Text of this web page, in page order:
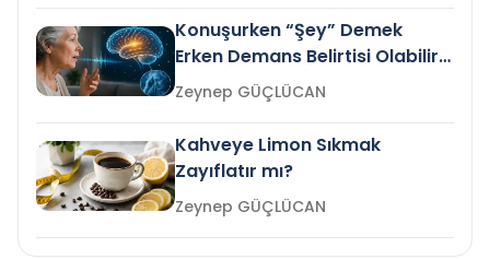
Konuşurken “Şey” Demek
Erken Demans Belirtisi Olabilir
mi?
Zeynep GÜÇLÜCAN
Kahveye Limon Sıkmak
Zayıflatır mı?
Zeynep GÜÇLÜCAN